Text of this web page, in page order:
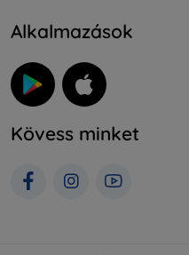
Alkalmazások
Kövess minket